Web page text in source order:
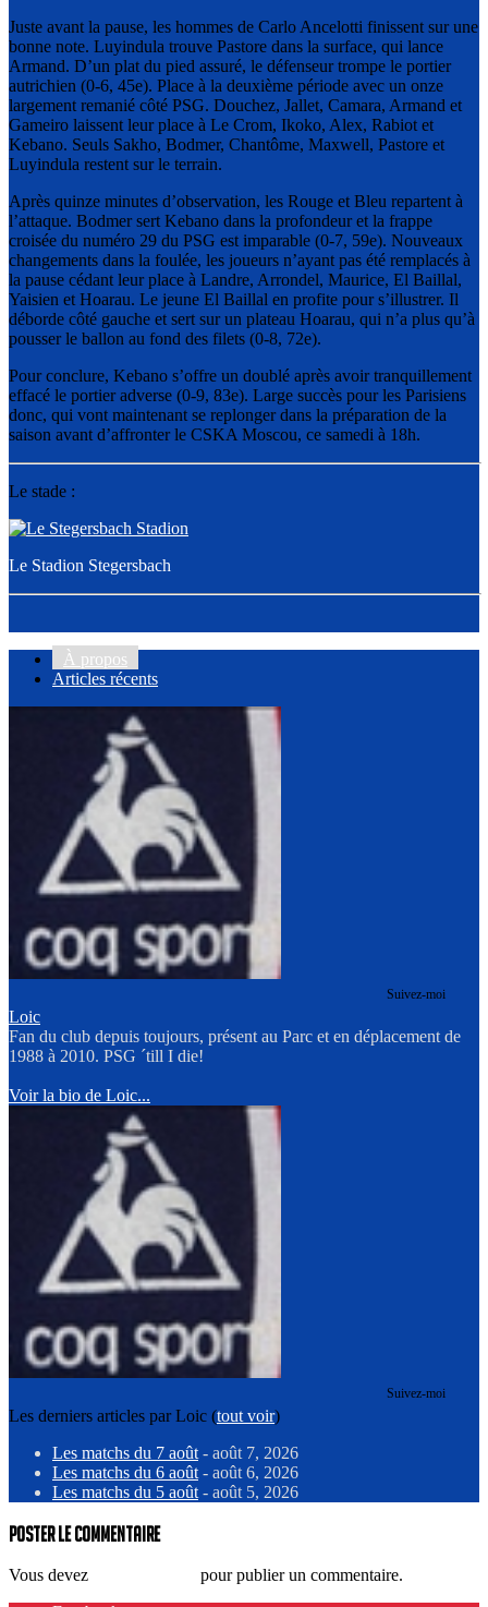
Juste avant la pause, les hommes de Carlo Ancelotti finissent sur une
bonne note. Luyindula trouve Pastore dans la surface, qui lance
Armand. D’un plat du pied assuré, le défenseur trompe le portier
autrichien (0-6, 45e). Place à la deuxième période avec un onze
largement remanié côté PSG. Douchez, Jallet, Camara, Armand et
Gameiro laissent leur place à Le Crom, Ikoko, Alex, Rabiot et
Kebano. Seuls Sakho, Bodmer, Chantôme, Maxwell, Pastore et
Luyindula restent sur le terrain.
Après quinze minutes d’observation, les Rouge et Bleu repartent à
l’attaque. Bodmer sert Kebano dans la profondeur et la frappe
croisée du numéro 29 du PSG est imparable (0-7, 59e). Nouveaux
changements dans la foulée, les joueurs n’ayant pas été remplacés à
la pause cédant leur place à Landre, Arrondel, Maurice, El Baillal,
Yaisien et Hoarau. Le jeune El Baillal en profite pour s’illustrer. Il
déborde côté gauche et sert sur un plateau Hoarau, qui n’a plus qu’à
pousser le ballon au fond des filets (0-8, 72e).
Pour conclure, Kebano s’offre un doublé après avoir tranquillement
effacé le portier adverse (0-9, 83e). Large succès pour les Parisiens
donc, qui vont maintenant se replonger dans la préparation de la
saison avant d’affronter le CSKA Moscou, ce samedi à 18h.
Le stade :
Le Stadion Stegersbach
À propos
Articles récents
Suivez-moi
Loic
Fan du club depuis toujours, présent au Parc et en déplacement de
1988 à 2010. PSG ´till I die!
Voir la bio de Loic...
Suivez-moi
Les derniers articles par Loic (tout voir)
Les matchs du 7 août - août 7, 2026
Les matchs du 6 août - août 6, 2026
Les matchs du 5 août - août 5, 2026
Poster le commentaire
Vous devez
pour publier un commentaire.